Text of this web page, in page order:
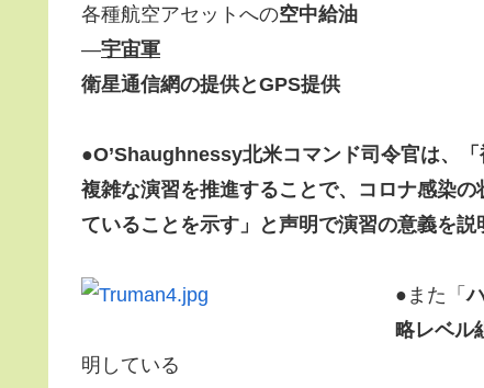
各種航空アセットへの空中給油
—宇宙軍
衛星通信網の提供とGPS提供
●O’Shaughnessy北米コマンド司令官は、「
複雑な演習を推進することで、コロナ感染の
ていることを示す」と声明で演習の意義を説
●また「
略レベル
明している